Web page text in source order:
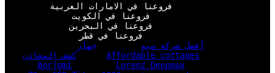
فروعنا في الامارات العربية
فروعنا في الكويت
فروعنا في البحرين
فروعنا في قطر
أفضل شركة سيو
جهاز
كشف المعادن
Affordable cottages
Borjomi
Lorenz Deepmax